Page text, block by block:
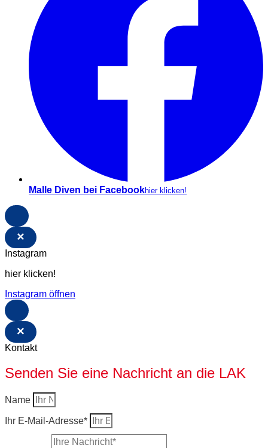
Malle Diven bei Facebookhier klicken!
×
Instagram
hier klicken!
Instagram öffnen
×
Kontakt
Senden Sie eine Nachricht an die LAK
Name
Ihr E-Mail-Adresse*